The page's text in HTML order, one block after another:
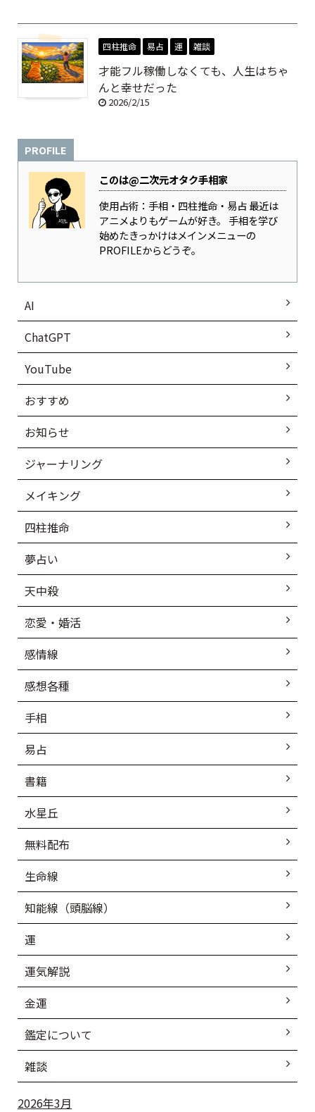
四柱推命 易占 運 雑談
才能フル稼働しなくても、人生はちゃ
んと幸せだった
2026/2/15
PROFILE
このは@二次元オタク手相家
使用占術：手相・四柱推命・易占 最近は
アニメよりもゲームが好き。 手相を学び
始めたきっかけはメインメニューの
PROFILEからどうぞ。
AI
ChatGPT
YouTube
おすすめ
お知らせ
ジャーナリング
メイキング
四柱推命
夢占い
天中殺
恋愛・婚活
感情線
感想各種
手相
易占
書籍
水星丘
無料配布
生命線
知能線（頭脳線）
運
運気解説
金運
鑑定について
雑談
2026年3月